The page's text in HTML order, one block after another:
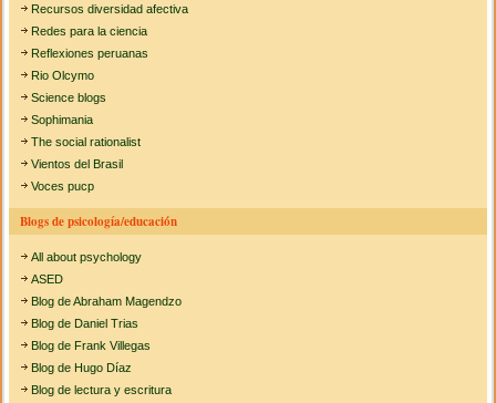
Recursos diversidad afectiva
Redes para la ciencia
Reflexiones peruanas
Rio Olcymo
Science blogs
Sophimania
The social rationalist
Vientos del Brasil
Voces pucp
Blogs de psicología/educación
All about psychology
ASED
Blog de Abraham Magendzo
Blog de Daniel Trias
Blog de Frank Villegas
Blog de Hugo Díaz
Blog de lectura y escritura